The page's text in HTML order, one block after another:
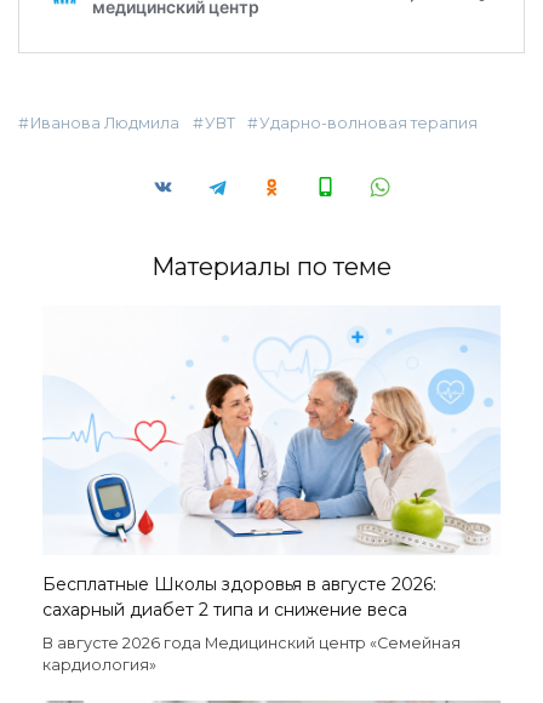
Иванова Людмила УВТ Ударно-волновая терапия
Материалы по теме
Бесплатные Школы здоровья в августе 2026:
сахарный диабет 2 типа и снижение веса
В августе 2026 года Медицинский центр «Семейная
кардиология»